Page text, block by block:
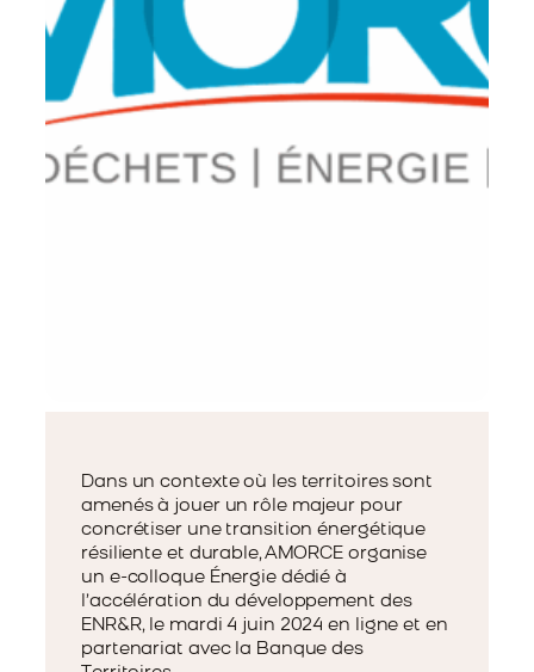
Dans un contexte où les territoires sont
amenés à jouer un rôle majeur pour
concrétiser une transition énergétique
résiliente et durable, AMORCE organise
un e-colloque Énergie dédié à
l’accélération du développement des
ENR&R, le mardi 4 juin 2024 en ligne et en
partenariat avec la Banque des